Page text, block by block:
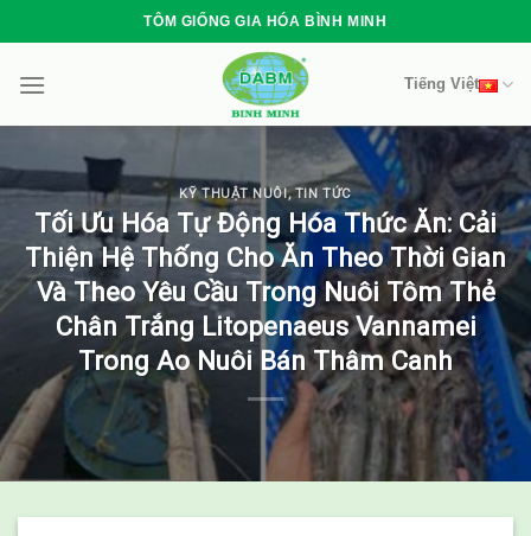
to
content
TÔM GIỐNG GIA HÓA BÌNH MINH
Tiếng Việt
KỸ THUẬT NUÔI,TIN TỨC
Tối Ưu Hóa Tự Động Hóa Thức Ăn: Cải
Thiện Hệ Thống Cho Ăn Theo Thời Gian
Và Theo Yêu Cầu Trong Nuôi Tôm Thẻ
Chân Trắng Litopenaeus Vannamei
Trong Ao Nuôi Bán Thâm Canh